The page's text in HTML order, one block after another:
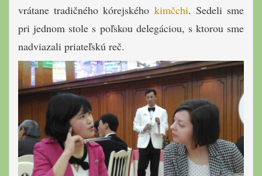
vrátane tradičného kórejského kimčchi. Sedeli sme
pri jednom stole s poľskou delegáciou, s ktorou sme
nadviazali priateľskú reč.